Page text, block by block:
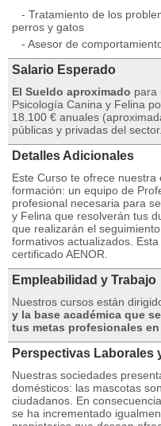
- Tratamiento de los
perros y gatos
- Asesor de
Salario Esperado
El Sueldo aproximado para
Psicología Canina y Felina
18.100 € anuales
públicas y privadas del sector.
Detalles Adicionales
Este Curso te ofrece
formación: un equipo de
profesional necesaria para
y Felina que resolverán tus
que realizarán el
formativos actualizados.
certificado AENOR.
Empleabilidad y Trabajo
Nuestros cursos están
y la base académica que
tus metas profesionales
Perspectivas Laborales
Nuestras sociedades
domésticos: las mascotas
ciudadanos. En
se ha incrementado